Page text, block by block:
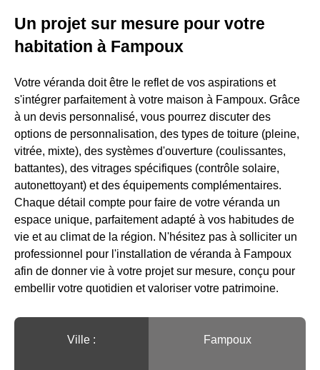
Un projet sur mesure pour votre
habitation à Fampoux
Votre véranda doit être le reflet de vos aspirations et
s'intégrer parfaitement à votre maison à Fampoux. Grâce
à un devis personnalisé, vous pourrez discuter des
options de personnalisation, des types de toiture (pleine,
vitrée, mixte), des systèmes d'ouverture (coulissantes,
battantes), des vitrages spécifiques (contrôle solaire,
autonettoyant) et des équipements complémentaires.
Chaque détail compte pour faire de votre véranda un
espace unique, parfaitement adapté à vos habitudes de
vie et au climat de la région. N'hésitez pas à solliciter un
professionnel pour l'installation de véranda à Fampoux
afin de donner vie à votre projet sur mesure, conçu pour
embellir votre quotidien et valoriser votre patrimoine.
Ville :️ Fampoux